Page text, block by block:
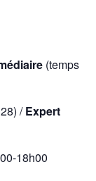
(temps
/Expert
18h00